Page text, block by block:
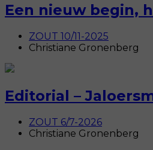
Een nieuw begin,
ZOUT 10/11-2025
Christiane Gronenberg
Editorial –
ZOUT 6/7-2026
Christiane Gronenberg